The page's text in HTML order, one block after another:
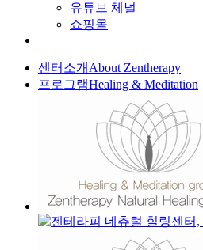
유튜브 체널
쇼핑몰
센터소개 About Zentherapy
프로그램Healing & Meditation